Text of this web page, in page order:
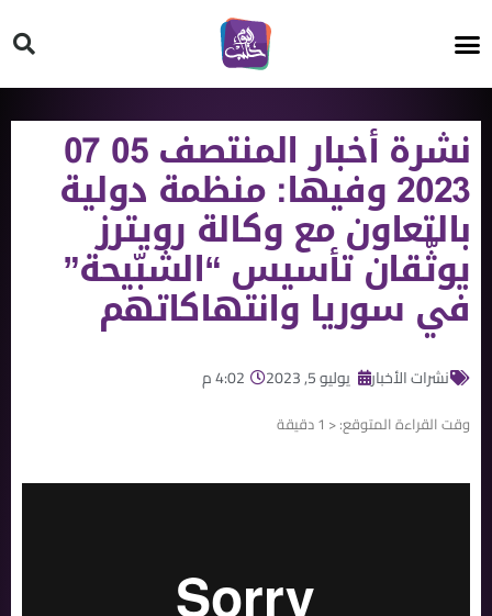
نشرة أخبار المنتصف 05 07
2023 وفيها: منظمة دولية
بالتعاون مع وكالة رويترز
يوثّقان تأسيس “الشبّيحة”
في سوريا وانتهاكاتهم
نشرات الأخبار يوليو 5, 2023 4:02 م
وقت القراءة المتوقع:< 1 دقيقة